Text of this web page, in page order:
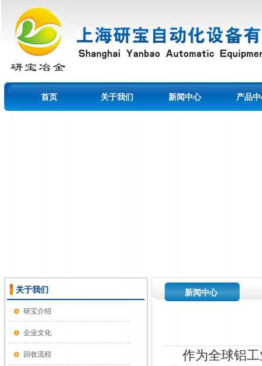
首页 关于我们 新闻中心 产品
关于我们
研宝介绍
企业文化
回收流程
新闻中心
作为全球铝